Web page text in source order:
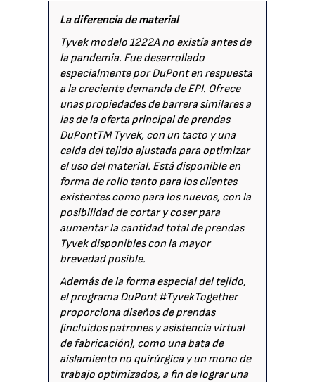
La diferencia de material
Tyvek modelo 1222A no existía antes de
la pandemia. Fue desarrollado
especialmente por DuPont en respuesta
a la creciente demanda de EPI. Ofrece
unas propiedades de barrera similares a
las de la oferta principal de prendas
DuPontTM Tyvek, con un tacto y una
caída del tejido ajustada para optimizar
el uso del material. Está disponible en
forma de rollo tanto para los clientes
existentes como para los nuevos, con la
posibilidad de cortar y coser para
aumentar la cantidad total de prendas
Tyvek disponibles con la mayor
brevedad posible.
Además de la forma especial del tejido,
el programa DuPont #TyvekTogether
proporciona diseños de prendas
(incluidos patrones y asistencia virtual
de fabricación), como una bata de
aislamiento no quirúrgica y un mono de
trabajo optimizados, a fin de lograr una